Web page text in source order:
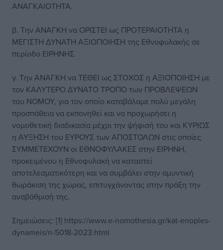
ΑΝΑΓΚΑΙΟΤΗΤΑ.
β. Την ΑΝΑΓΚΗ να ΟΡΙΣΤΕΙ ως ΠΡΟΤΕΡΑΙΟΤΗΤΑ η
ΜΕΓΙΣΤΗ ΔΥΝΑΤΗ ΑΞΙΟΠΟΙΗΣΗ της Εθνοφυλακής σε
περίοδο ΕΙΡΗΝΗΣ.
γ. Την ΑΝΑΓΚΗ να ΤΕΘΕΙ ως ΣΤΟΧΟΣ η ΑΞΙΟΠΟΙΗΣΗ με
τον ΚΑΛΥΤΕΡΟ ΔΥΝΑΤΟ ΤΡΟΠΟ των ΠΡΟΒΛΕΨΕΩΝ
του ΝΟΜΟΥ, για τον οποίο καταβάλαμε πολύ μεγάλη
προσπάθεια να εκπονηθεί και να προχωρήσει η
νομοθετική διαδικασία μέχρι την ψήφισή του και ΚΥΡΙΩΣ
η ΑΥΞΗΣΗ του ΕΥΡΟΥΣ των ΑΠΟΣΤΟΛΩΝ στις οποίες
ΣΥΜΜΕΤΕΧΟΥΝ οι ΕΘΝΟΦΥΛΑΚΕΣ στην ΕΙΡΗΝΗ,
προκειμένου η Εθνοφυλακή να καταστεί
αποτελεσματικότερη και να συμβάλει στην αμυντική
θωράκιση της χώρας, επιτυγχάνοντας στην πράξη την
αναβάθμισή της.
Σημειώσεις: [1] https://www.e-nomothesia.gr/kat-enoples-
dynameis/n-5018-2023.html